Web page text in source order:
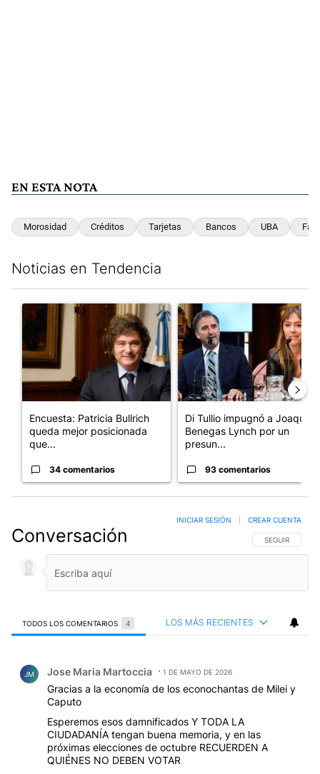
EN ESTA NOTA
Morosidad Créditos Tarjetas Bancos UBA
Noticias en Tendencia
Un artículo de tendencia con el título "Encuesta: Patricia
Encuesta: Patricia Bullrich
queda mejor posicionada
que...
34 comentarios
Un artículo de tendencia con
Di Tullio impugnó a Joaquín
Benegas Lynch por un
presun...
93 comentarios
Conversación SIGA ESTA
SEGUIR
INICIAR SESIÓN CREAR CUENTA
TODOS LOS COMENTARIOS 4 LOS MÁS RECIENTES
JM Jose Maria Martoccia 1 DE MAYO DE 2026
Gracias a la economía de los econochantas de Milei y
Caputo
Esperemos esos damnificados Y TODA LA
CIUDADANÍA tengan buena memoria, y en las
próximas elecciones de octubre RECUERDEN A
QUIÉNES NO DEBEN VOTAR